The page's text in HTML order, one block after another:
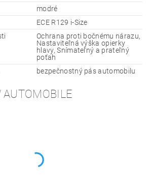
modré
ECE R129 i-Size
Ochrana proti bočnému nárazu,
Nastaviteľná výška opierky
hlavy, Snímateľný a prateľný
poťah
bezpečnostný pás automobilu
AUTOMOBILE